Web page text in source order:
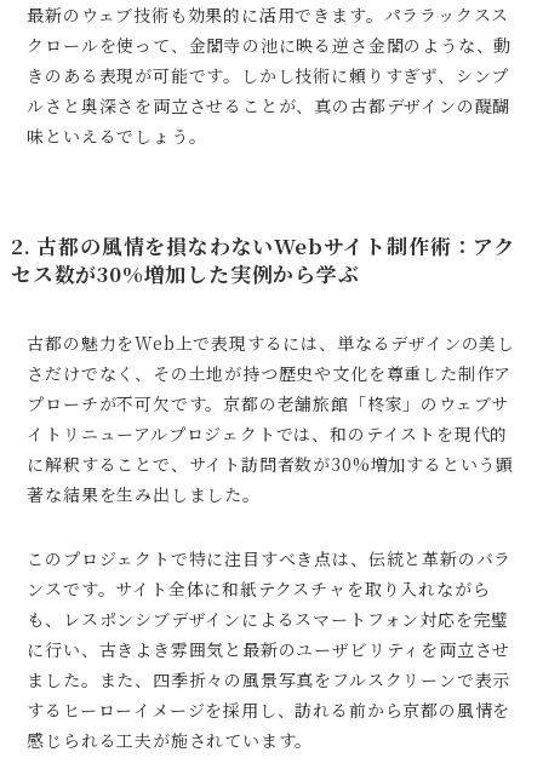
最新のウェブ技術も効果的に活用できます。パララックスス
クロールを使って、金閣寺の池に映る逆さ金閣のような、動
きのある表現が可能です。しかし技術に頼りすぎず、シンプ
ルさと奥深さを両立させることが、真の古都デザインの醍醐
味といえるでしょう。
2. 古都の風情を損なわないWebサイト制作術：アク
セス数が30%増加した実例から学ぶ
古都の魅力をWeb上で表現するには、単なるデザインの美し
さだけでなく、その土地が持つ歴史や文化を尊重した制作ア
プローチが不可欠です。京都の老舗旅館「柊家」のウェブサ
イトリニューアルプロジェクトでは、和のテイストを現代的
に解釈することで、サイト訪問者数が30%増加するという顕
著な結果を生み出しました。
このプロジェクトで特に注目すべき点は、伝統と革新のバラ
ンスです。サイト全体に和紙テクスチャを取り入れながら
も、レスポンシブデザインによるスマートフォン対応を完璧
に行い、古きよき雰囲気と最新のユーザビリティを両立させ
ました。また、四季折々の風景写真をフルスクリーンで表示
するヒーローイメージを採用し、訪れる前から京都の風情を
感じられる工夫が施されています。